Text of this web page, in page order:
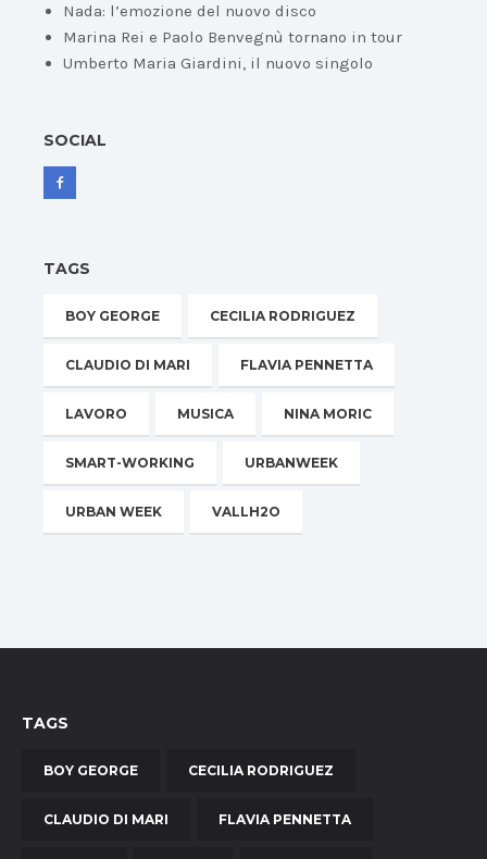
Nada: l’emozione del nuovo disco
Marina Rei e Paolo Benvegnù tornano in tour
Umberto Maria Giardini, il nuovo singolo
SOCIAL
TAGS
BOY GEORGE CECILIA RODRIGUEZ
CLAUDIO DI MARI FLAVIA PENNETTA
LAVORO MUSICA NINA MORIC
SMART-WORKING URBANWEEK
URBAN WEEK VALLH2O
TAGS
BOY GEORGE CECILIA RODRIGUEZ
CLAUDIO DI MARI FLAVIA PENNETTA